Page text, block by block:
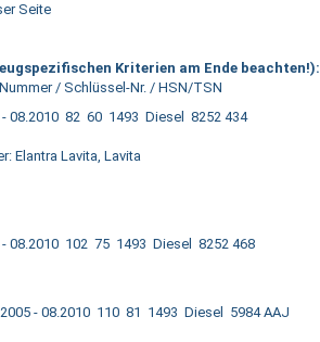
Seite
Kriterien am Ende beachten!):
/ Schlüssel-Nr. / HSN/TSN
- 08.2010 82 60 1493 Diesel 8252 434
Elantra Lavita, Lavita
- 08.2010 102 75 1493 Diesel 8252 468
- 08.2010 110 81 1493 Diesel 5984 AAJ